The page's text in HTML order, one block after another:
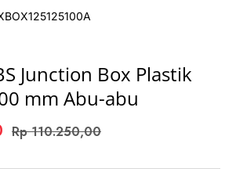
Junction Box Plastik
mm Abu-abu
Rp 110.250,00